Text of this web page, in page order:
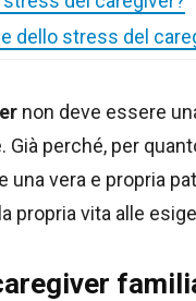
dello stress del
non deve essere
perché, per
una vera e propria
propria vita alle